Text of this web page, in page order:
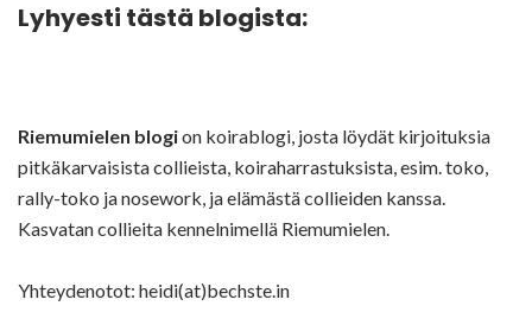
Lyhyesti tästä blogista:
Riemumielen blogion koirablogi, josta löydät kirjoituksia
pitkäkarvaisista collieista, koiraharrastuksista, esim. toko,
rally-toko ja nosework, ja elämästä collieiden kanssa.
Kasvatan collieita kennelnimellä Riemumielen.
Yhteydenotot: heidi(at)bechste.in